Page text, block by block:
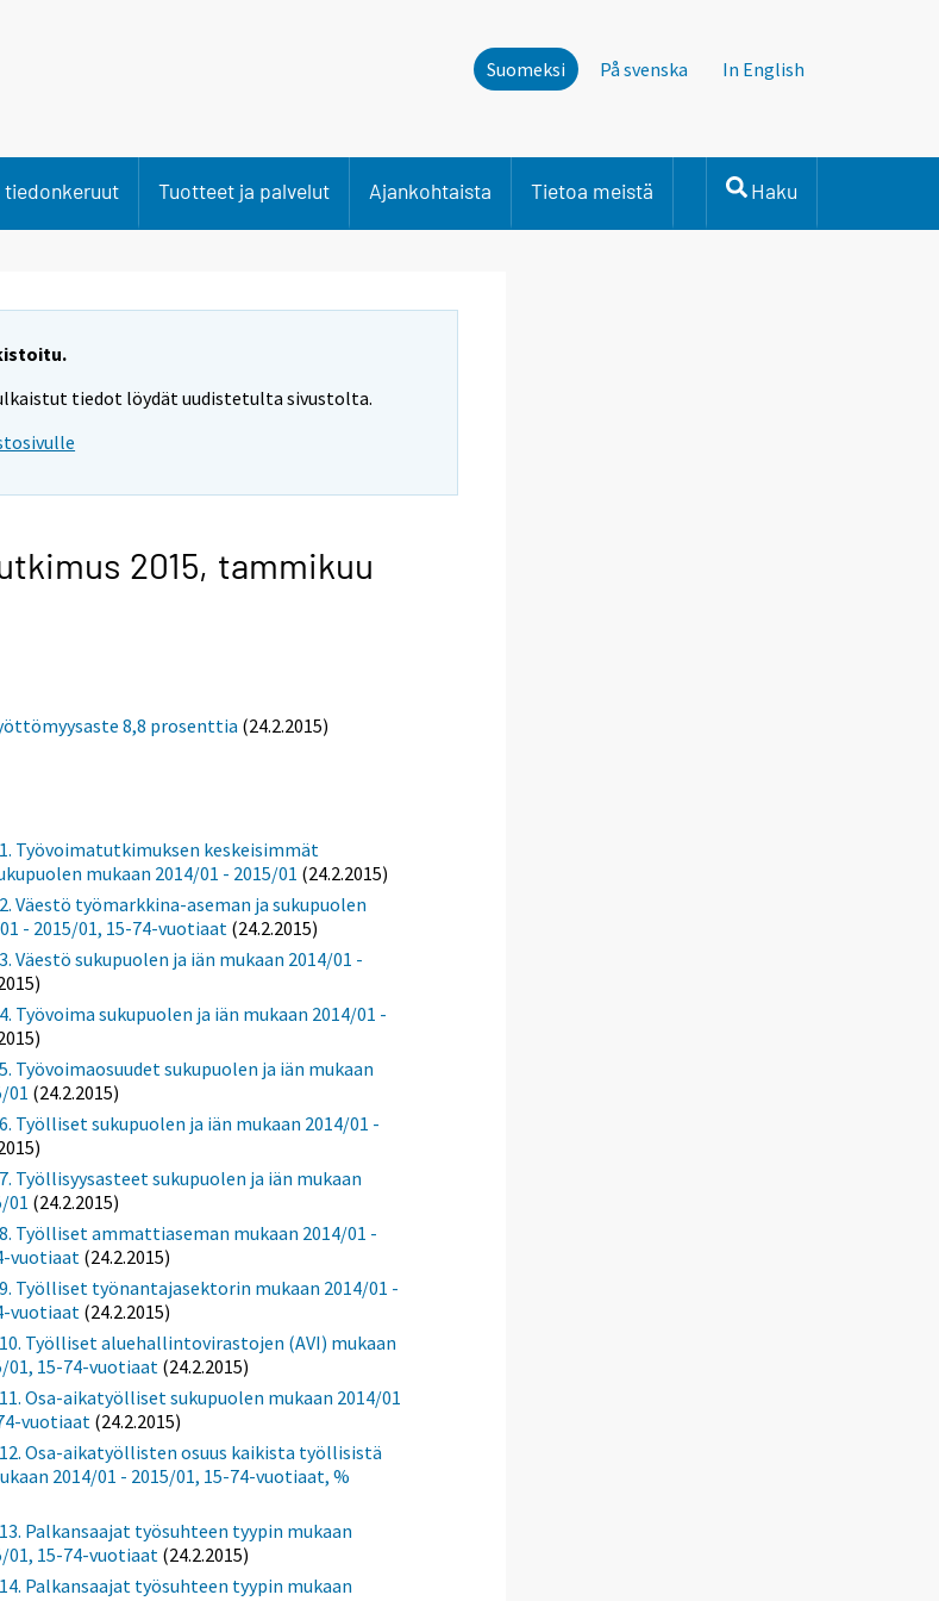
Suomeksi På svenska In English
tiedonkeruut Tuotteet ja palvelut Ajankohtaista Tietoa meistä Haku
tiedot löydät uudistetulta sivustolta.
2015, tammikuu
8,8 prosenttia (24.2.2015)
Työvoimatutkimuksen keskeisimmät
mukaan 2014/01 - 2015/01 (24.2.2015)
Väestö työmarkkina-aseman ja sukupuolen
- 2015/01, 15-74-vuotiaat (24.2.2015)
Väestö sukupuolen ja iän mukaan 2014/01 -
Työvoima sukupuolen ja iän mukaan 2014/01 -
Työvoimaosuudet sukupuolen ja iän mukaan
01 (24.2.2015)
Työlliset sukupuolen ja iän mukaan 2014/01 -
Työllisyysasteet sukupuolen ja iän mukaan
01 (24.2.2015)
Työlliset ammattiaseman mukaan 2014/01 -
vuotiaat (24.2.2015)
Työlliset työnantajasektorin mukaan 2014/01 -
vuotiaat (24.2.2015)
Työlliset aluehallintovirastojen (AVI) mukaan
01, 15-74-vuotiaat (24.2.2015)
Osa-aikatyölliset sukupuolen mukaan 2014/01
vuotiaat (24.2.2015)
Osa-aikatyöllisten osuus kaikista työllisistä
2014/01 - 2015/01, 15-74-vuotiaat, %
Palkansaajat työsuhteen tyypin mukaan
01, 15-74-vuotiaat (24.2.2015)
Palkansaajat työsuhteen tyypin mukaan